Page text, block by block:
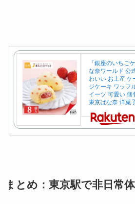
「銀座のいちご
な奈ワールド 公
わいい お土産 ケ
ジケーキ ワッフ
イーツ 可愛い 個
東京ばな奈 洋菓
まとめ：東京駅で非日常体